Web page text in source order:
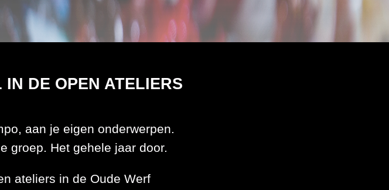
DE OPEN ATELIERS
aan je eigen onderwerpen.
groep. Het gehele jaar door.
ateliers in de Oude Werf